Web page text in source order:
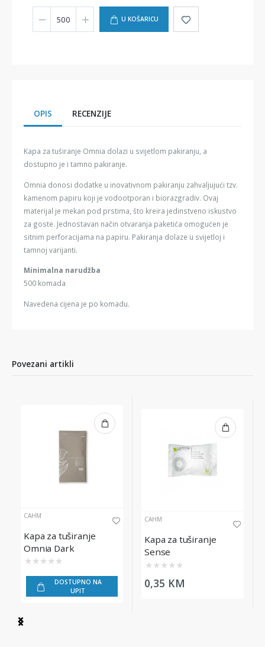
U KOŠARICU
OPIS RECENZIJE
Kapa za tuširanje Omnia dolazi u svijetlom pakiranju, a
dostupno je i tamno pakiranje.
Omnia donosi dodatke u inovativnom pakiranju zahvaljujući tzv.
kamenom papiru koji je vodootporan i biorazgradiv. Ovaj
materijal je mekan pod prstima, što kreira jedinstveno iskustvo
za goste. Jednostavan način otvaranja paketića omogućen je
sitnim perforacijama na papiru. Pakiranja dolaze u svijetloj i
tamnoj varijanti.
Minimalna narudžba
500 komada
Navedena cijena je po komadu.
Povezani artikli
CAHM
Kapa za tuširanje
Omnia Dark
★ ★ ★ ★ ★
DOSTUPNO NA
UPIT
CAHM
Kapa za tuširanje
Sense
★ ★ ★ ★ ★
0,35 KM
Item